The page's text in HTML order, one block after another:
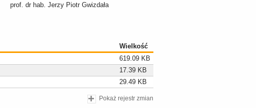
prof. dr hab. Jerzy Piotr Gwizdała
Wielkość
619.09 KB
17.39 KB
29.49 KB
Pokaż rejestr zmian